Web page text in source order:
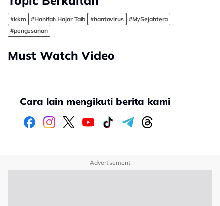
#kkm #Hanifah Hajar Taib #hantavirus
#MySejahtera
#pengesanan
Must Watch Video
Cara lain mengikuti berita kami
Advertisement